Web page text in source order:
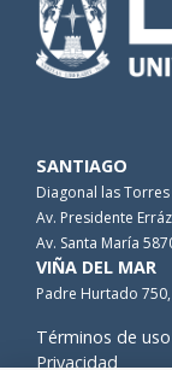
SANTIAGO
Diagonal las
Av. Presidente
Av. Santa María
VIÑA DEL MAR
Padre Hurtado
Términos de uso
Privacidad